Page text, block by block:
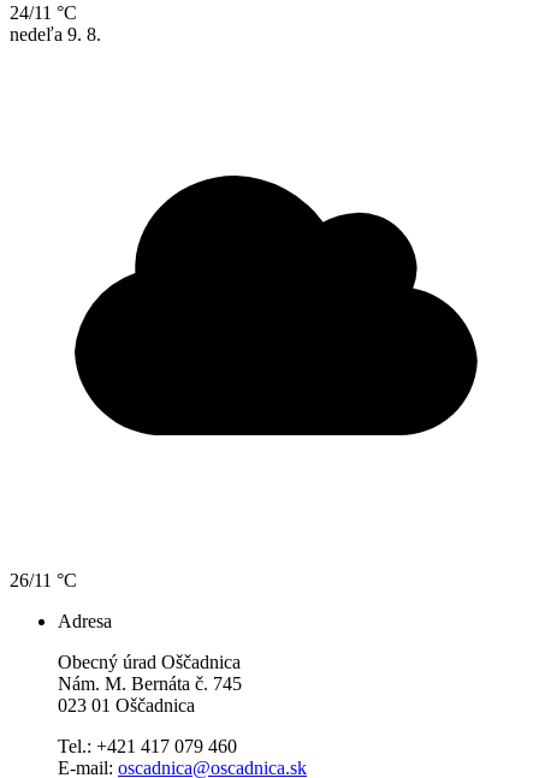
24/11 °C
nedeľa 9. 8.
26/11 °C
Adresa
Obecný úrad Oščadnica
Nám. M. Bernáta č. 745
023 01 Oščadnica
Tel.: +421 417 079 460
E-mail: oscadnica@oscadnica.sk